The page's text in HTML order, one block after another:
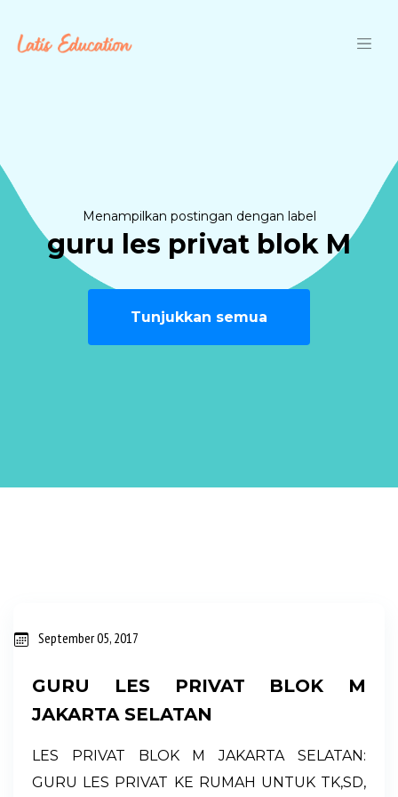
Menampilkan postingan dengan label
guru les privat blok M
Tunjukkan semua
P September 05, 2017
GURU LES PRIVAT BLOK M
JAKARTA SELATAN
LES PRIVAT BLOK M JAKARTA SELATAN:
GURU LES PRIVAT KE RUMAH UNTUK TK,SD,